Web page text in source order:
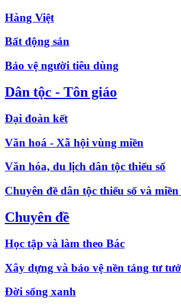
Hàng Việt
Bất động sản
Bảo vệ người tiêu dùng
Dân tộc - Tôn giáo
Đại đoàn kết
Văn hoá - Xã hội vùng miền
Văn hóa, du lịch dân tộc thiểu số
Chuyên đề dân tộc thiểu số và
Chuyên đề
Học tập và làm theo Bác
Xây dựng và bảo vệ nền tảng tư
Đời sống xanh